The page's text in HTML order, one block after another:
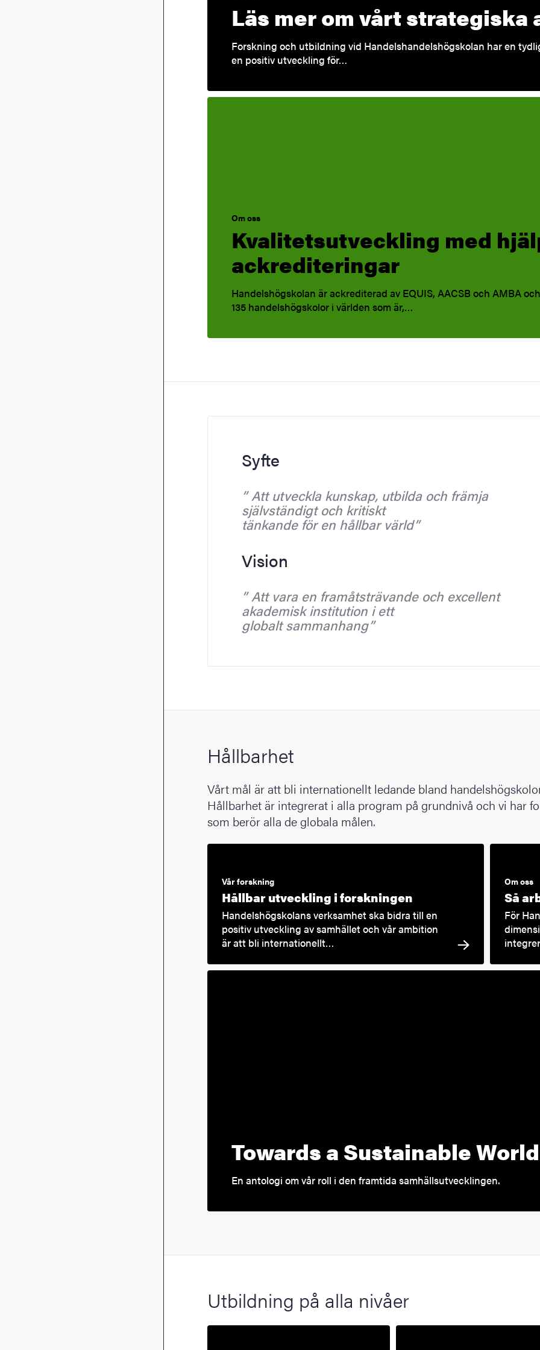
Läs mer om vårt strategiska
Forskning och utbildning vid Handelshandelshögskolan har en
en positiv utveckling för…
Om oss
Kvalitetsutveckling med
ackrediteringar
Handelshögskolan är ackrediterad av EQUIS, AACSB och AMBA
135 handelshögskolor i världen som är,…
Syfte
Att utveckla kunskap, utbilda och främja
självständigt och kritiskt
tänkande för en hållbar värld
Vision
Att vara en framåtsträvande och excellent
akademisk institution i ett
globalt sammanhang
Hållbarhet
Vårt mål är att bli internationellt ledande bland
Hållbarhet är integrerat i alla program på grundnivå och vi har
som berör alla de globala målen.
Vår forskning
Hållbar utveckling i forskningen
Handelshögskolans verksamhet ska bidra till en
positiv utveckling av samhället och vår ambition
är att bli internationellt…
Om oss
Så
För
Towards a Sustainable World
En antologi om vår roll i den framtida samhällsutvecklingen.
Utbildning på alla nivåer